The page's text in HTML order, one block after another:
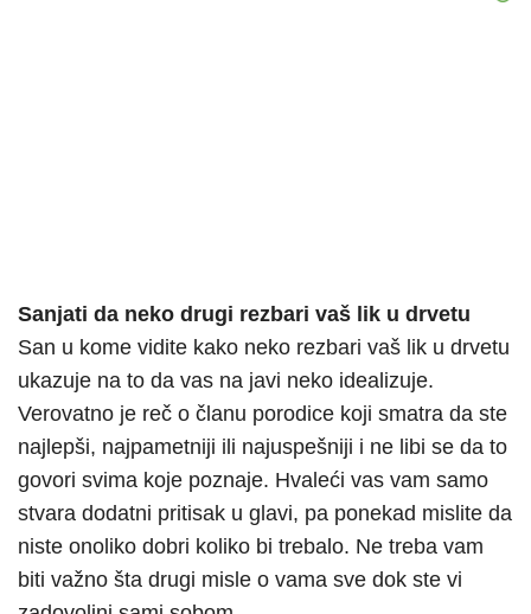
Sanjati da neko drugi rezbari vaš lik u drvetu
San u kome vidite kako neko rezbari vaš lik u drvetu
ukazuje na to da vas na javi neko idealizuje.
Verovatno je reč o članu porodice koji smatra da ste
najlepši, najpametniji ili najuspešniji i ne libi se da to
govori svima koje poznaje. Hvaleći vas vam samo
stvara dodatni pritisak u glavi, pa ponekad mislite da
niste onoliko dobri koliko bi trebalo. Ne treba vam
biti važno šta drugi misle o vama sve dok ste vi